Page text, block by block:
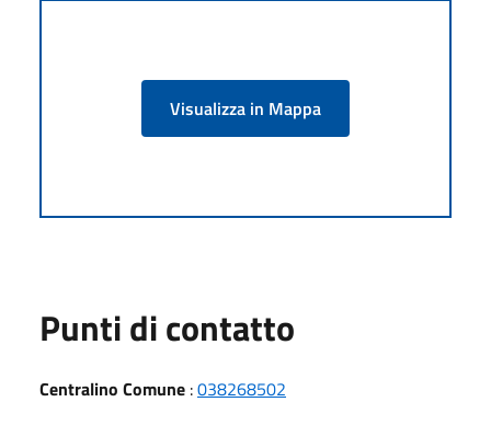
Visualizza in Mappa
Punti di contatto
Centralino Comune :038268502